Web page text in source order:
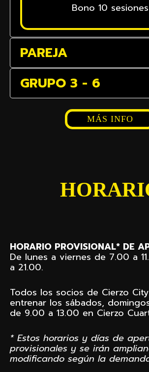
Bono 10 sesiones
PAREJA
GRUPO 3 - 6
MÁS INFO
HORARIO PROVISIONAL* DE
De lunes a viernes de 7.00 a
a 21.00.
Todos los socios de Cierzo
entrenar los sábados,
de 9.00 a 13.00 en Cierzo
* Estos horarios y días de
provisionales y se irán
modificando según la